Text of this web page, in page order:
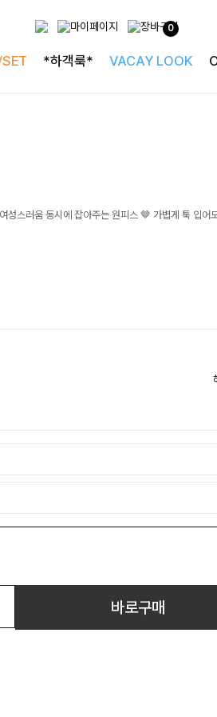
0
*하객룩* VACAY LOOK
성스러움 동시에 잡아주는 원피스 🤎 가볍게 툭 입어
바로구매